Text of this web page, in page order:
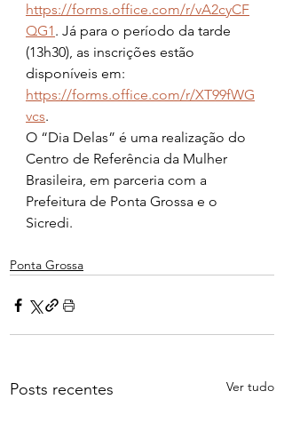
https://forms.office.com/r/vA2cyCF
QG1. Já para o período da tarde
(13h30), as inscrições estão
disponíveis em:
https://forms.office.com/r/XT99fWG
vcs.
O “Dia Delas” é uma realização do
Centro de Referência da Mulher
Brasileira, em parceria com a
Prefeitura de Ponta Grossa e o
Sicredi.
Ponta Grossa
Posts recentes Ver tudo